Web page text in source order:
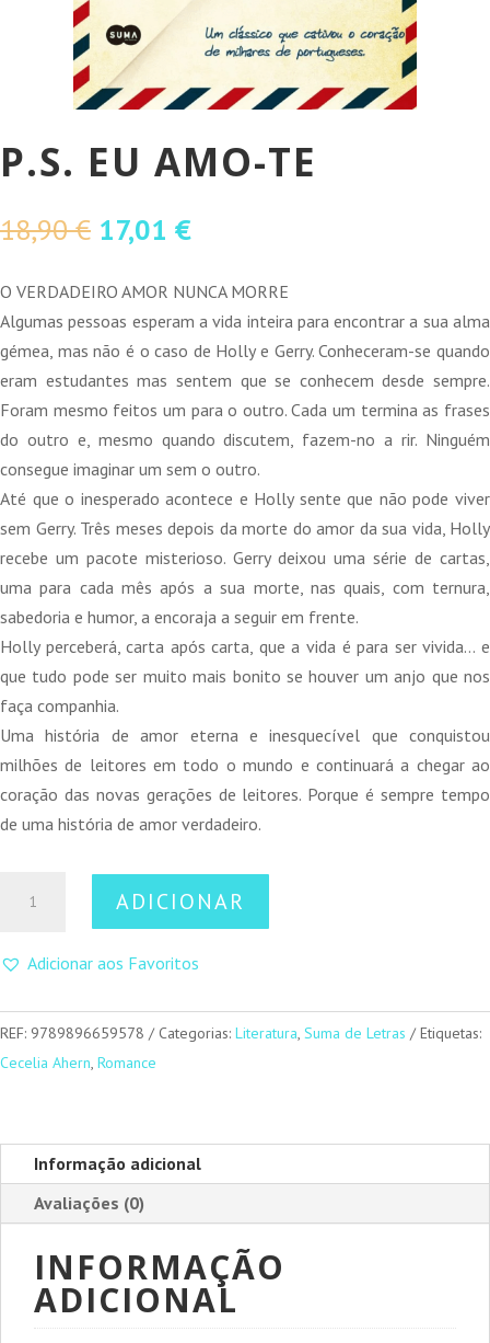
P.S. EU AMO-TE
18,90€ O
original
era:
18,90 €.
17,01 €O
atual
é:
17,01 €.
O VERDADEIRO AMOR NUNCA MORRE
Algumas pessoas esperam a vida inteira para encontrar a sua alma
gémea, mas não é o caso de Holly e Gerry. Conheceram-se quando
eram estudantes mas sentem que se conhecem desde sempre.
Foram mesmo feitos um para o outro. Cada um termina as frases
do outro e, mesmo quando discutem, fazem-no a rir. Ninguém
consegue imaginar um sem o outro.
Até que o inesperado acontece e Holly sente que não pode viver
sem Gerry. Três meses depois da morte do amor da sua vida, Holly
recebe um pacote misterioso. Gerry deixou uma série de cartas,
uma para cada mês após a sua morte, nas quais, com ternura,
sabedoria e humor, a encoraja a seguir em frente.
Holly perceberá, carta após carta, que a vida é para ser vivida… e
que tudo pode ser muito mais bonito se houver um anjo que nos
faça companhia.
Uma história de amor eterna e inesquecível que conquistou
milhões de leitores em todo o mundo e continuará a chegar ao
coração das novas gerações de leitores. Porque é sempre tempo
de uma história de amor verdadeiro.
Eu
te
ADICIONAR
Adicionar aos Favoritos
REF: 9789896659578 Categorias: Literatura Suma de Letras
Etiquetas:
Cecelia Ahern Romance
Informação adicional
Avaliações (0)
INFORMAÇÃO
ADICIONAL